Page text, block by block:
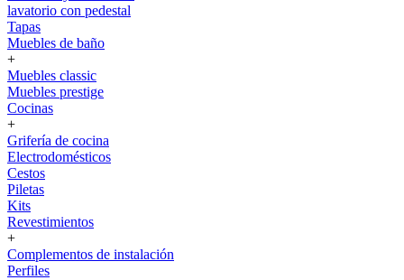
lavatorio con pedestal
Tapas
Muebles de baño
+
Muebles classic
Muebles prestige
Cocinas
+
Grifería de cocina
Electrodomésticos
Cestos
Piletas
Kits
Revestimientos
+
Complementos de instalación
Perfiles